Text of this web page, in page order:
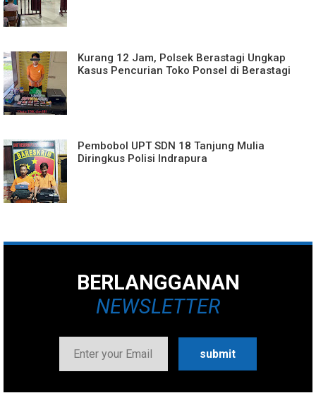
Kurang 12 Jam, Polsek Berastagi Ungkap
Kasus Pencurian Toko Ponsel di Berastagi
Pembobol UPT SDN 18 Tanjung Mulia
Diringkus Polisi Indrapura
BERLANGGANAN
NEWSLETTER